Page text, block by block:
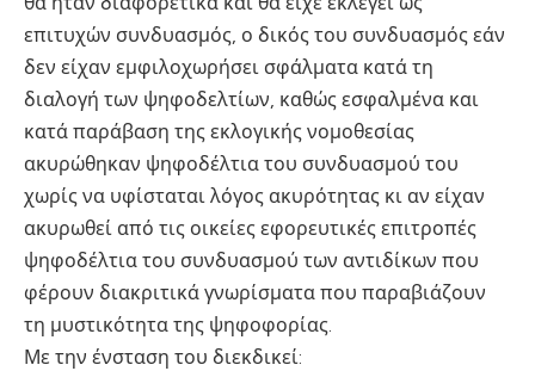
επιτυχών συνδυασμός, ο δικός του συνδυασμός εάν
δεν είχαν εμφιλοχωρήσει σφάλματα κατά τη
διαλογή των ψηφοδελτίων, καθώς εσφαλμένα και
κατά παράβαση της εκλογικής νομοθεσίας
ακυρώθηκαν ψηφοδέλτια του συνδυασμού του
χωρίς να υφίσταται λόγος ακυρότητας κι αν είχαν
ακυρωθεί από τις οικείες εφορευτικές επιτροπές
ψηφοδέλτια του συνδυασμού των αντιδίκων που
φέρουν διακριτικά γνωρίσματα που παραβιάζουν
τη μυστικότητα της ψηφοφορίας.
Με την ένσταση του διεκδικεί: